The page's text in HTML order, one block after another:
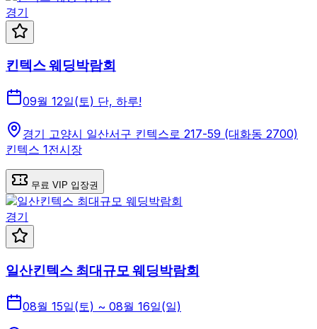
경기
킨텍스 웨딩박람회
09월 12일(토) 단, 하루!
경기 고양시 일산서구 킨텍스로 217-59 (대화동 2700)
킨텍스 1전시장
무료 VIP 입장권
경기
일산킨텍스 최대규모 웨딩박람회
08월 15일(토) ~ 08월 16일(일)